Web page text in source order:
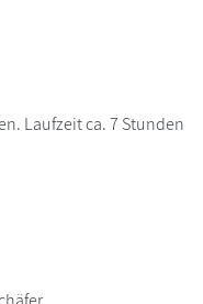
Laufzeit ca. 7 Stunden